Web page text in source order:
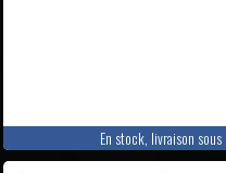
En stock, livraison